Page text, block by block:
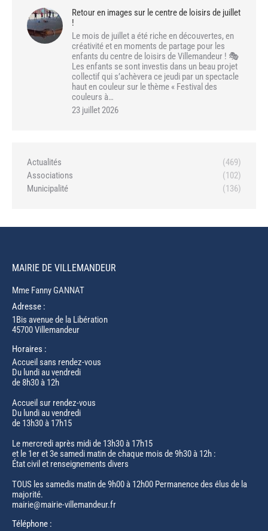
Retour en images sur le centre de loisirs de juillet
!
Le mois de juillet a été riche en découvertes, en
créativité et en moments de partage pour les
enfants du centre de loisirs de Villemandeur ! 🎭
Les enfants se sont investis dans un beau projet
collectif qui s’achèvera ce jeudi par un spectacle
haut en couleur sur le thème « Festival des
couleurs à…
23 juillet 2026
Actualités
(469)
Associations
(102)
Municipalité
(136)
MAIRIE DE VILLEMANDEUR
Mme Fanny GANNAT
Adresse :
1Bis avenue de la Libération
45700 Villemandeur
Horaires :
Accueil sans rendez-vous
Du lundi au vendredi
de 8h30 à 12h
Accueil sur rendez-vous
Du lundi au vendredi
de 13h30 à 17h15
Le mercredi après midi de 13h30 à 17h15
et le 1er et 3e samedi matin de chaque mois de 9h30 à 12h :
État civil et renseignements divers
TOUS les samedis matin de 9h00 à 12h00 Permanence des élus de la
majorité.
mairie@mairie-villemandeur.fr
Téléphone :